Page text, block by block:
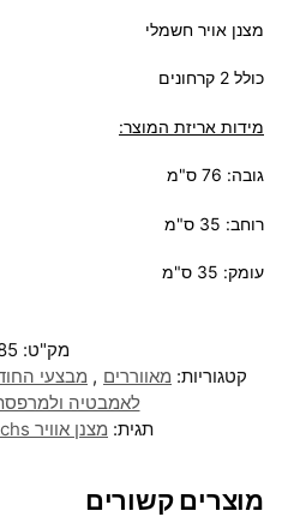
מצנן אויר חשמלי
כולל 2 קרחונים
מידות אריזת המוצר:
גובה: 76 ס"מ
רוחב: 35 ס"מ
עומק: 35 ס"מ
מק"ט:
קטגוריות: מאווררים , מבצעי
לאמבטיה
תגית: ‏מצנן אוויר Sachs דגם EF-972
מוצרים קשורים